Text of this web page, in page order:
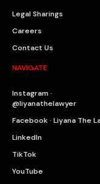
Legal Sharings
Careers
Contact Us
NAVIGATE
Instagram ·
@liyanathelawyer
Facebook · Liyana The
LinkedIn
TikTok
YouTube